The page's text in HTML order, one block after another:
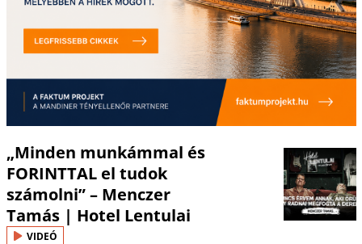
„Minden munkámmal és
FORINTTAL el tudok
számolni” – Menczer
Tamás | Hotel Lentulai
VIDEÓ